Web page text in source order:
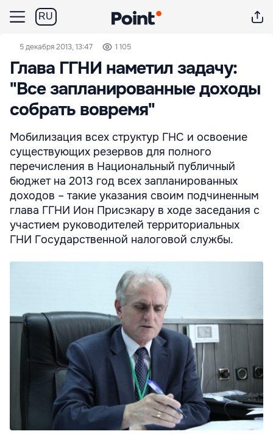
RU
5 декабря 2013, 13:47 1 105
Глава ГГНИ наметил задачу:
"Все запланированные доходы
собрать вовремя"
Мобилизация всех структур ГНС и освоение
существующих резервов для полного
перечисления в Национальный публичный
бюджет на 2013 год всех запланированных
доходов – такие указания своим подчиненным
глава ГГНИ Ион Присэкару в ходе заседания с
участием руководителей территориальных
ГНИ Государственной налоговой службы.